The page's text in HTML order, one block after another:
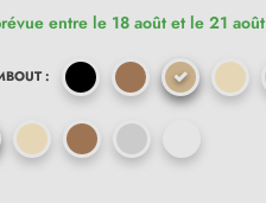
(1 avis)
entre le 18 août et le 21 août
: